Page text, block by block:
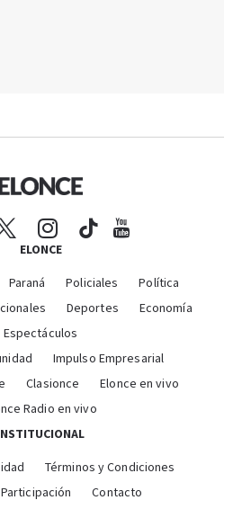
ELONCE
Paraná Policiales
Política
Deportes
Economía
Espectáculos
Impulso Empresarial
Clasionce
Elonce en vivo
Radio en vivo
Términos y Condiciones
Contacto